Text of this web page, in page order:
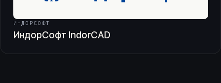
ИНДОРСОФТ
ИндорСофт IndorCAD